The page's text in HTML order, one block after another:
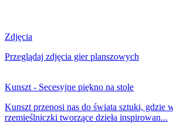
Zdjęcia
Przeglądaj zdjęcia gier planszowych
Kunszt - Secesyjne piękno na stole
Kunszt przenosi nas do świata sztuki, gdzie
rzemieślniczki tworzące dzieła inspirowan...